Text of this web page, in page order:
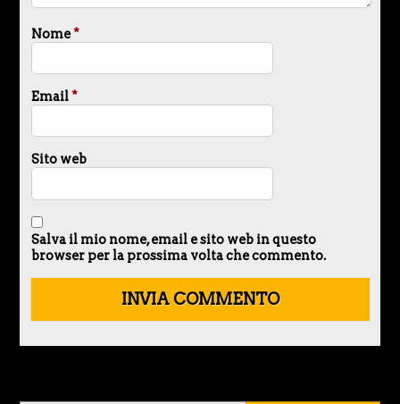
Nome*
Email*
Sito web
Salva il mio nome, email e sito web in questo
browser per la prossima volta che commento.